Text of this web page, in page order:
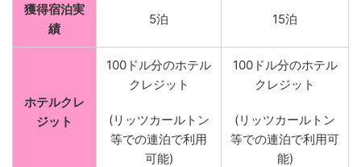
獲得宿泊実
績
5泊 15泊
ホテルクレ
ジット
100ドル分のホテル
クレジット
(リッツカールトン
等での連泊で利用
可能)
100ドル分のホテル
クレジット
(リッツカールトン
等での連泊で利用可
能)